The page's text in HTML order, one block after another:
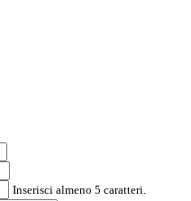
Inserisci almeno 5 caratteri.